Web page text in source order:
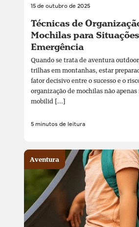
15 de outubro de 2025
Técnicas de
Mochilas para
Emergência
Quando se trata de aventura
trilhas em montanhas, estar
fator decisivo entre o sucesso e o
organização de mochilas não
mobilid [...]
5 minutos de leitura
Aventura